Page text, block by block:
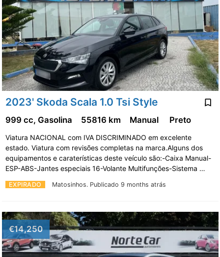
2023' Skoda Scala 1.0 Tsi Style
EXPIRADO Matosinhos. Publicado 9 months atrás
999 cc, Gasolina 55816 km Manual Preto
Viatura NACIONAL com IVA DISCRIMINADO em excelente
estado. Viatura com revisões completas na marca.Alguns dos
equipamentos e caraterísticas deste veículo são:-Caixa Manual-
ESP-ABS-Jantes especiais 16-Volante Multifunções-Sistema …
€14,250